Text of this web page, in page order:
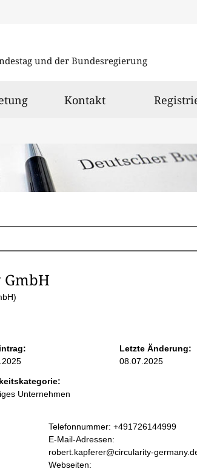
und der Bundesregierung
Kontakt
GmbH
Letzte Änderung:
08.07.2025
Unternehmen
K
o
n
t
Telefonnummer: +491726144999
E-Mail-Adressen:
robert.kapferer@circularity-
Webseiten: